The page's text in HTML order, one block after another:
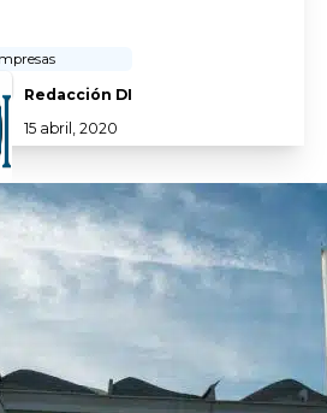
Redacción DI
15 abril, 2020